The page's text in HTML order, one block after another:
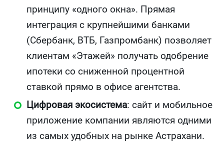
принципу «одного окна». Прямая
интеграция с крупнейшими банками
(Сбербанк, ВТБ, Газпромбанк) позволяет
клиентам «Этажей» получать одобрение
ипотеки со сниженной процентной
ставкой прямо в офисе агентства.
Цифровая экосистема: сайт и мобильное
приложение компании являются одними
из самых удобных на рынке Астрахани.